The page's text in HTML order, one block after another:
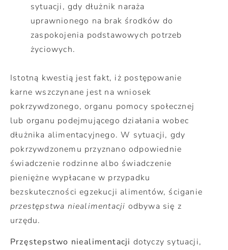
sytuacji, gdy dłużnik naraża
uprawnionego na brak środków do
zaspokojenia podstawowych potrzeb
życiowych.
Istotną kwestią jest fakt, iż postępowanie
karne wszczynane jest na wniosek
pokrzywdzonego, organu pomocy społecznej
lub organu podejmującego działania wobec
dłużnika alimentacyjnego. W sytuacji, gdy
pokrzywdzonemu przyznano odpowiednie
świadczenie rodzinne albo świadczenie
pieniężne wypłacane w przypadku
bezskuteczności egzekucji alimentów, ściganie
przestępstwa niealimentacji odbywa się z
urzędu.
Przęstepstwo niealimentacji dotyczy sytuacji,